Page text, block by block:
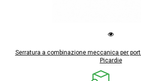
Serratura a combinazione meccanica per
Picardie